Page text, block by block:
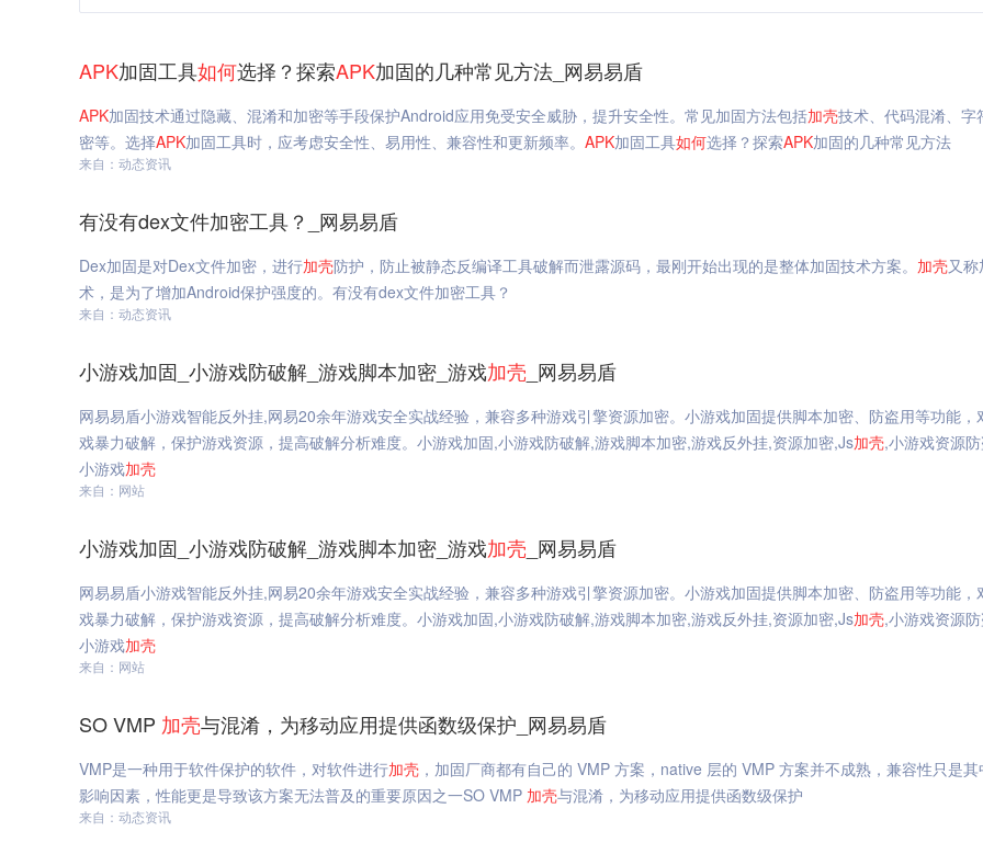
APK加固工具如何选择？探索APK加固的几种常见方法_网易易盾
APK加固技术通过隐藏、混淆和加密等手段保护Android应用免受安全威胁，提升安全性。常见加固方法包括加壳技术、代码混淆、字
密等。选择APK加固工具时，应考虑安全性、易用性、兼容性和更新频率。 APK加固工具如何选择？探索APK加固的几种常见方法
来自：动态资讯
有没有dex文件加密工具？_网易易盾
Dex加固是对Dex文件加密，进行加壳防护，防止被静态反编译工具破解而泄露源码，最刚开始出现的是整体加固技术方案。 加壳又
术，是为了增加Android保护强度的。有没有dex文件加密工具？
来自：动态资讯
小游戏加固_小游戏防破解_游戏脚本加密_游戏加壳 _网易易盾
网易易盾小游戏智能反外挂,网易20余年游戏安全实战经验，兼容多种游戏引擎资源加密。小游戏加固提供脚本加密、防盗用等功能，
戏暴力破解，保护游戏资源，提高破解分析难度。小游戏加固,小游戏防破解,游戏脚本加密,游戏反外挂,资源加密,Js加壳,小游戏资源
小游戏加壳
来自：网站
小游戏加固_小游戏防破解_游戏脚本加密_游戏加壳 _网易易盾
网易易盾小游戏智能反外挂,网易20余年游戏安全实战经验，兼容多种游戏引擎资源加密。小游戏加固提供脚本加密、防盗用等功能，
戏暴力破解，保护游戏资源，提高破解分析难度。小游戏加固,小游戏防破解,游戏脚本加密,游戏反外挂,资源加密,Js加壳,小游戏资源
小游戏加壳
来自：网站
SO VMP 加壳与混淆，为移动应用提供函数级保护_网易易盾
VMP是一种用于软件保护的软件，对软件进行加壳 ，加固厂商都有自己的 VMP 方案，native 层的 VMP 方案并不成熟，兼容性只是其
影响因素，性能更是导致该方案无法普及的重要原因之一SO VMP 加壳与混淆，为移动应用提供函数级保护
来自：动态资讯